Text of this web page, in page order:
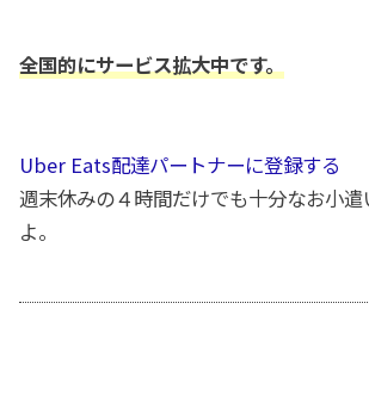
全国的にサービス拡大中です。
Uber Eats配達パートナーに登録する
週末休みの４時間だけでも十分なお小
よ。